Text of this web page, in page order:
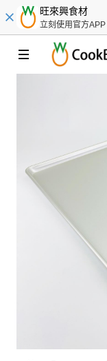
旺來興食材
立刻使用官方APP